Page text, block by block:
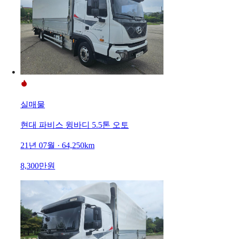
실매물
현대 파비스 윙바디 5.5톤 오토
21년 07월 · 64,250km
8,300만원